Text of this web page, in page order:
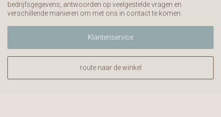
bedrijfsgegevens, antwoorden op veelgestelde vragen en
verschillende manieren om met ons in contact te komen.
Klantenservice
route naar de winkel